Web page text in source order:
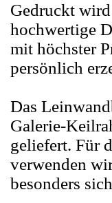
Gedruckt
hochwertige
mit höchster
persönlich
Das
Galerie-
geliefert. Für
verwenden
besonders